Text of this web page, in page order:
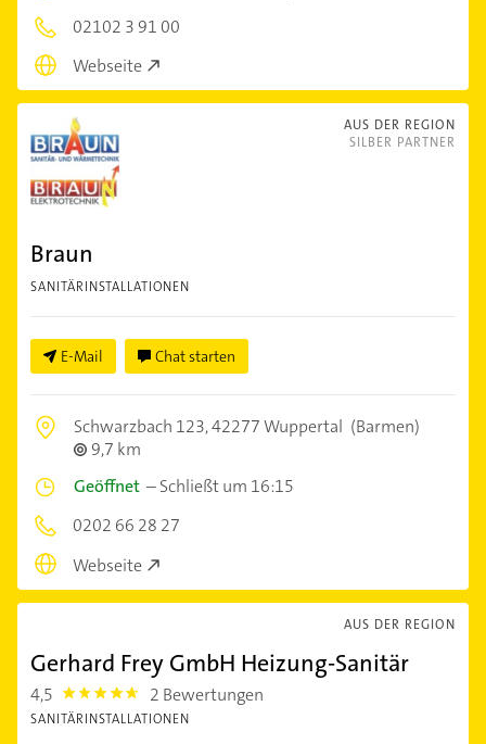
02102 3 91 00
Webseite
AUS DER REGION
SILBER PARTNER
Braun
SANITÄRINSTALLATIONEN
E-Mail Chat starten
Schwarzbach 123,42277 Wuppertal (Barmen)
9,7 km
Geöffnet –Schließt um 16:15
0202 66 28 27
Webseite
AUS DER REGION
Gerhard Frey GmbH Heizung-Sanitär
4,5 4.5 2 Bewertungen
SANITÄRINSTALLATIONEN